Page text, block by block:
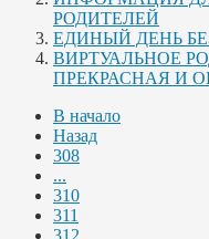
РОДИТЕЛЕЙ
ЕДИНЫЙ ДЕНЬ
ВИРТУАЛЬНОЕ
ПРЕКРАСНАЯ И
В начало
Назад
308
...
310
311
312